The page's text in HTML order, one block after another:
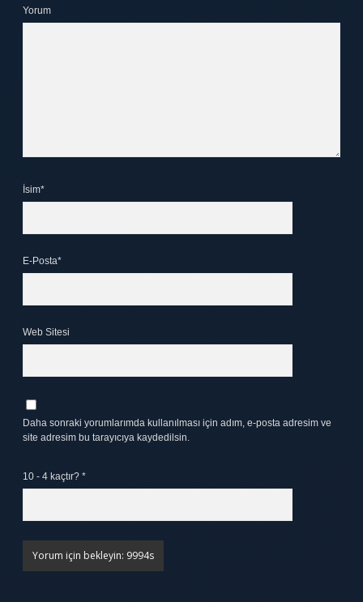
Yorum
İsim*
E-Posta*
Web Sitesi
Daha sonraki yorumlarımda kullanılması için adım, e-posta adresim ve
site adresim bu tarayıcıya kaydedilsin.
10 - 4 kaçtır? *